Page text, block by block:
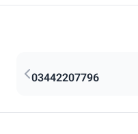
03442207796